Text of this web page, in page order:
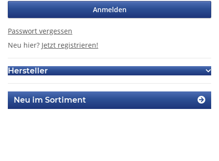
Anmelden
Passwort vergessen
Neu hier? Jetzt registrieren!
Hersteller
Neu im Sortiment